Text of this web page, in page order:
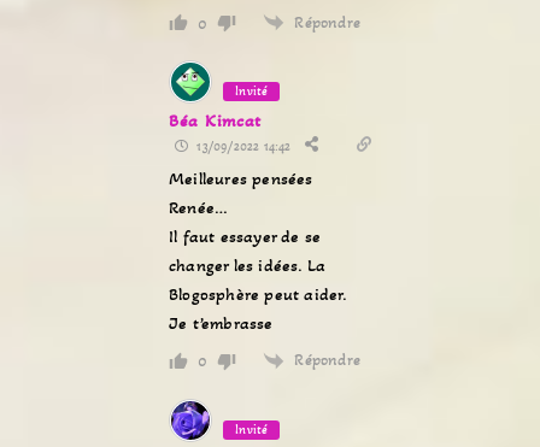
0 Répondre
Invité
Béa Kimcat
13/09/2022 14:42
Meilleures pensées
Renée…
Il faut essayer de se
changer les idées. La
Blogosphère peut aider.
Je t’embrasse
0 Répondre
Invité